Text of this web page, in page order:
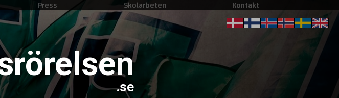
Press Skolarbeten Kontakt
.se